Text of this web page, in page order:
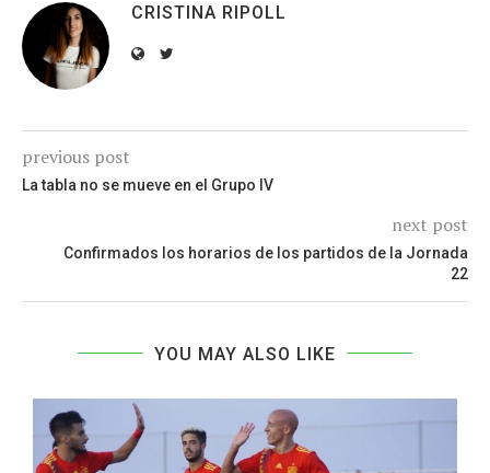
CRISTINA RIPOLL
previous post
La tabla no se mueve en el Grupo IV
next post
Confirmados los horarios de los partidos de la Jornada
22
YOU MAY ALSO LIKE